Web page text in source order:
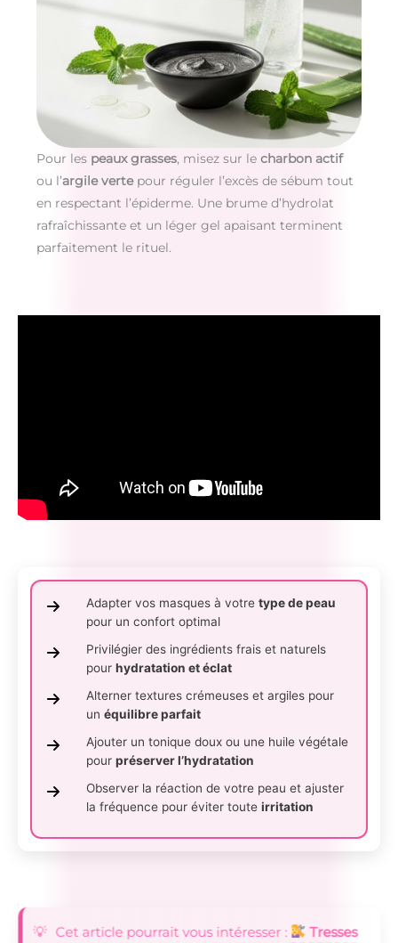
Pour les peaux grasses, misez sur le charbon actif
ou l’argile vertepour réguler l’excès de sébum tout
en respectant l’épiderme. Une brume d’hydrolat
rafraîchissante et un léger gel apaisant terminent
parfaitement le rituel.
Adapter vos masques à votretype de peau
pour un confort optimal
Privilégier des ingrédients frais et naturels
pourhydratation et éclat
Alterner textures crémeuses et argiles pour
unéquilibre parfait
Ajouter un tonique doux ou une huile végétale
pourpréserver l’hydratation
Observer la réaction de votre peau et ajuster
la fréquence pour éviter touteirritation
Cet article pourrait vous intéresser : Tresses